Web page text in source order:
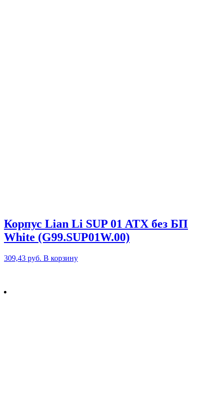
Корпус Lian Li SUP 01 ATX без БП
White (G99.SUP01W.00)
309,43 руб. В корзину